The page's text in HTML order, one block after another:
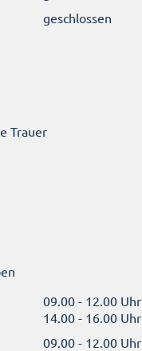
geschlossen
Trauer
09.00 - 12.00 Uhr
14.00 - 16.00 Uhr
09.00 - 12.00 Uhr